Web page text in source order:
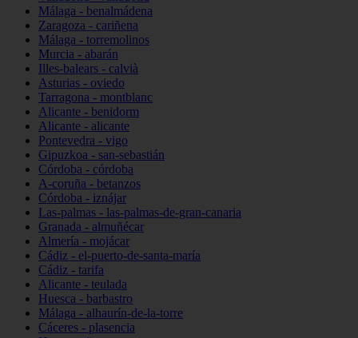
Málaga - benalmádena
Zaragoza - cariñena
Málaga - torremolinos
Murcia - abarán
Illes-balears - calvià
Asturias - oviedo
Tarragona - montblanc
Alicante - benidorm
Alicante - alicante
Pontevedra - vigo
Gipuzkoa - san-sebastián
Córdoba - córdoba
A-coruña - betanzos
Córdoba - iznájar
Las-palmas - las-palmas-de-gran-canaria
Granada - almuñécar
Almería - mojácar
Cádiz - el-puerto-de-santa-maría
Cádiz - tarifa
Alicante - teulada
Huesca - barbastro
Málaga - alhaurín-de-la-torre
Cáceres - plasencia